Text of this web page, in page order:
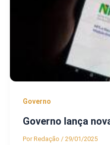
Governo
Governo lança
PorRedação / 29/01/2025